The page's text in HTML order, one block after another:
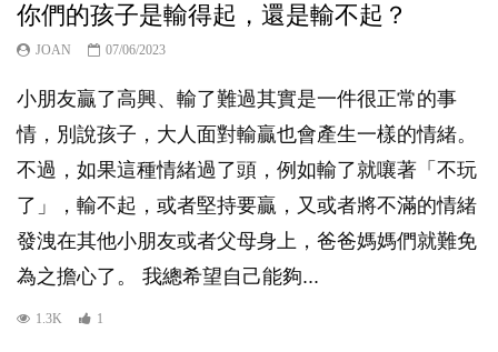
你們的孩子是輸得起，還是輸不起？
JOAN 07/06/2023
小朋友贏了高興、輸了難過其實是一件很正常的事
情，別說孩子，大人面對輸贏也會產生一樣的情緒。
不過，如果這種情緒過了頭，例如輸了就嚷著「不玩
了」，輸不起，或者堅持要贏，又或者將不滿的情緒
發洩在其他小朋友或者父母身上，爸爸媽媽們就難免
為之擔心了。 我總希望自己能夠...
1.3K 1